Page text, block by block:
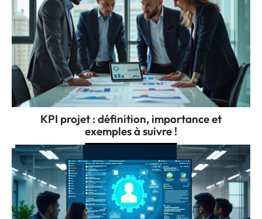
KPI projet : définition, importance et
exemples à suivre !